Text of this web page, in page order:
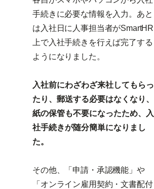
手続きに必要な情報を入力。あと
は入社日に人事担当者がSmartHR
上で入社手続きを行えば完了する
ようになりました。
入社前にわざわざ来社してもらっ
たり、郵送する必要はなくなり、
紙の保管も不要になったため、入
社手続きが随分簡単になりまし
た。
その他、「申請・承認機能」や
「オンライン雇用契約・文書配付